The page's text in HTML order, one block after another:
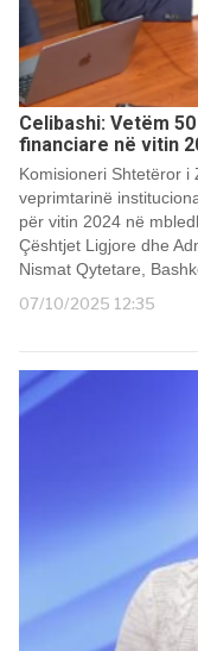
Celibashi: Vetëm
financiare në vitin
Komisioneri Shtetëror i
veprimtarinë
për vitin 2024 në
Çështjet Ligjore dhe
Nismat Qytetare,
07/10/2025 12:35